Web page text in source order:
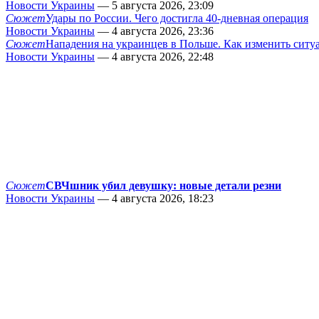
Новости Украины — 5 августа 2026, 23:09
СюжетУдары по России. Чего достигла 40-дневная операция
Новости Украины — 4 августа 2026, 23:36
СюжетНападения на украинцев в Польше. Как изменить
Новости Украины — 4 августа 2026, 22:48
СюжетСВЧшник убил девушку: новые детали резни
Новости Украины — 4 августа 2026, 18:23